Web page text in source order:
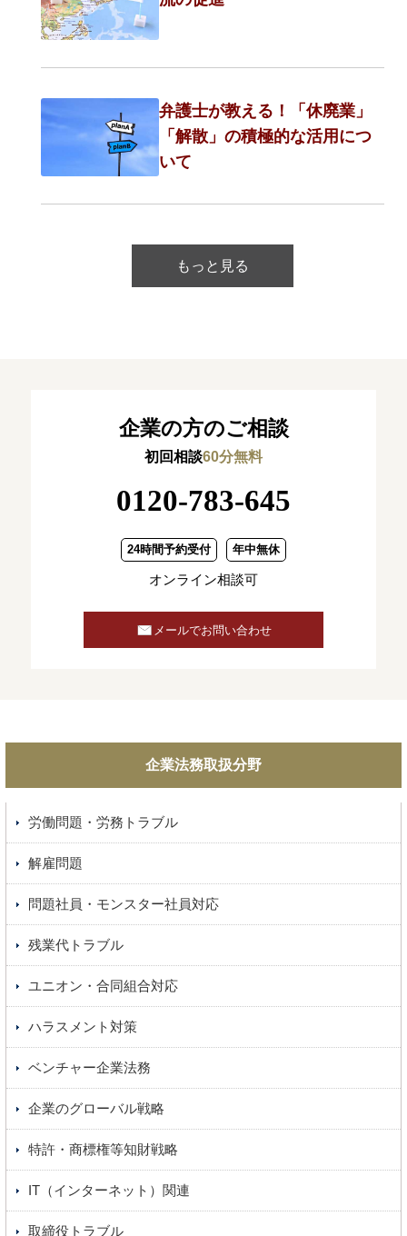
弁護士が教える！「休廃業」
「解散」の積極的な活用につ
いて
もっと見る
企業の方のご相談
初回相談60分無料
0120-783-645
24時間予約受付 年中無休
オンライン相談可
メールでお問い合わせ
企業法務取扱分野
労働問題・労務トラブル
解雇問題
問題社員・モンスター社員対応
残業代トラブル
ユニオン・合同組合対応
ハラスメント対策
ベンチャー企業法務
企業のグローバル戦略
特許・商標権等知財戦略
IT（インターネット）関連
取締役トラブル